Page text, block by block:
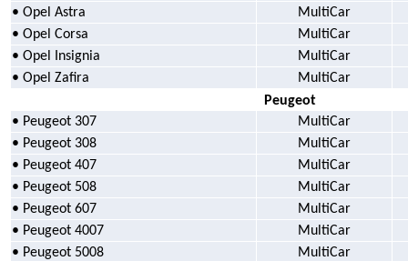
• Opel Astra
MultiCar
• Opel Corsa
MultiCar
• Opel Insignia
MultiCar
• Opel Zafira
MultiCar
Peugeot
• Peugeot 307
MultiCar
• Peugeot 308
MultiCar
• Peugeot 407
MultiCar
• Peugeot 508
MultiCar
• Peugeot 607
MultiCar
• Peugeot 4007
MultiCar
• Peugeot 5008
MultiCar